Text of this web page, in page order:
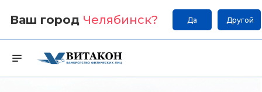
Ваш город Челябинск? Да Другой